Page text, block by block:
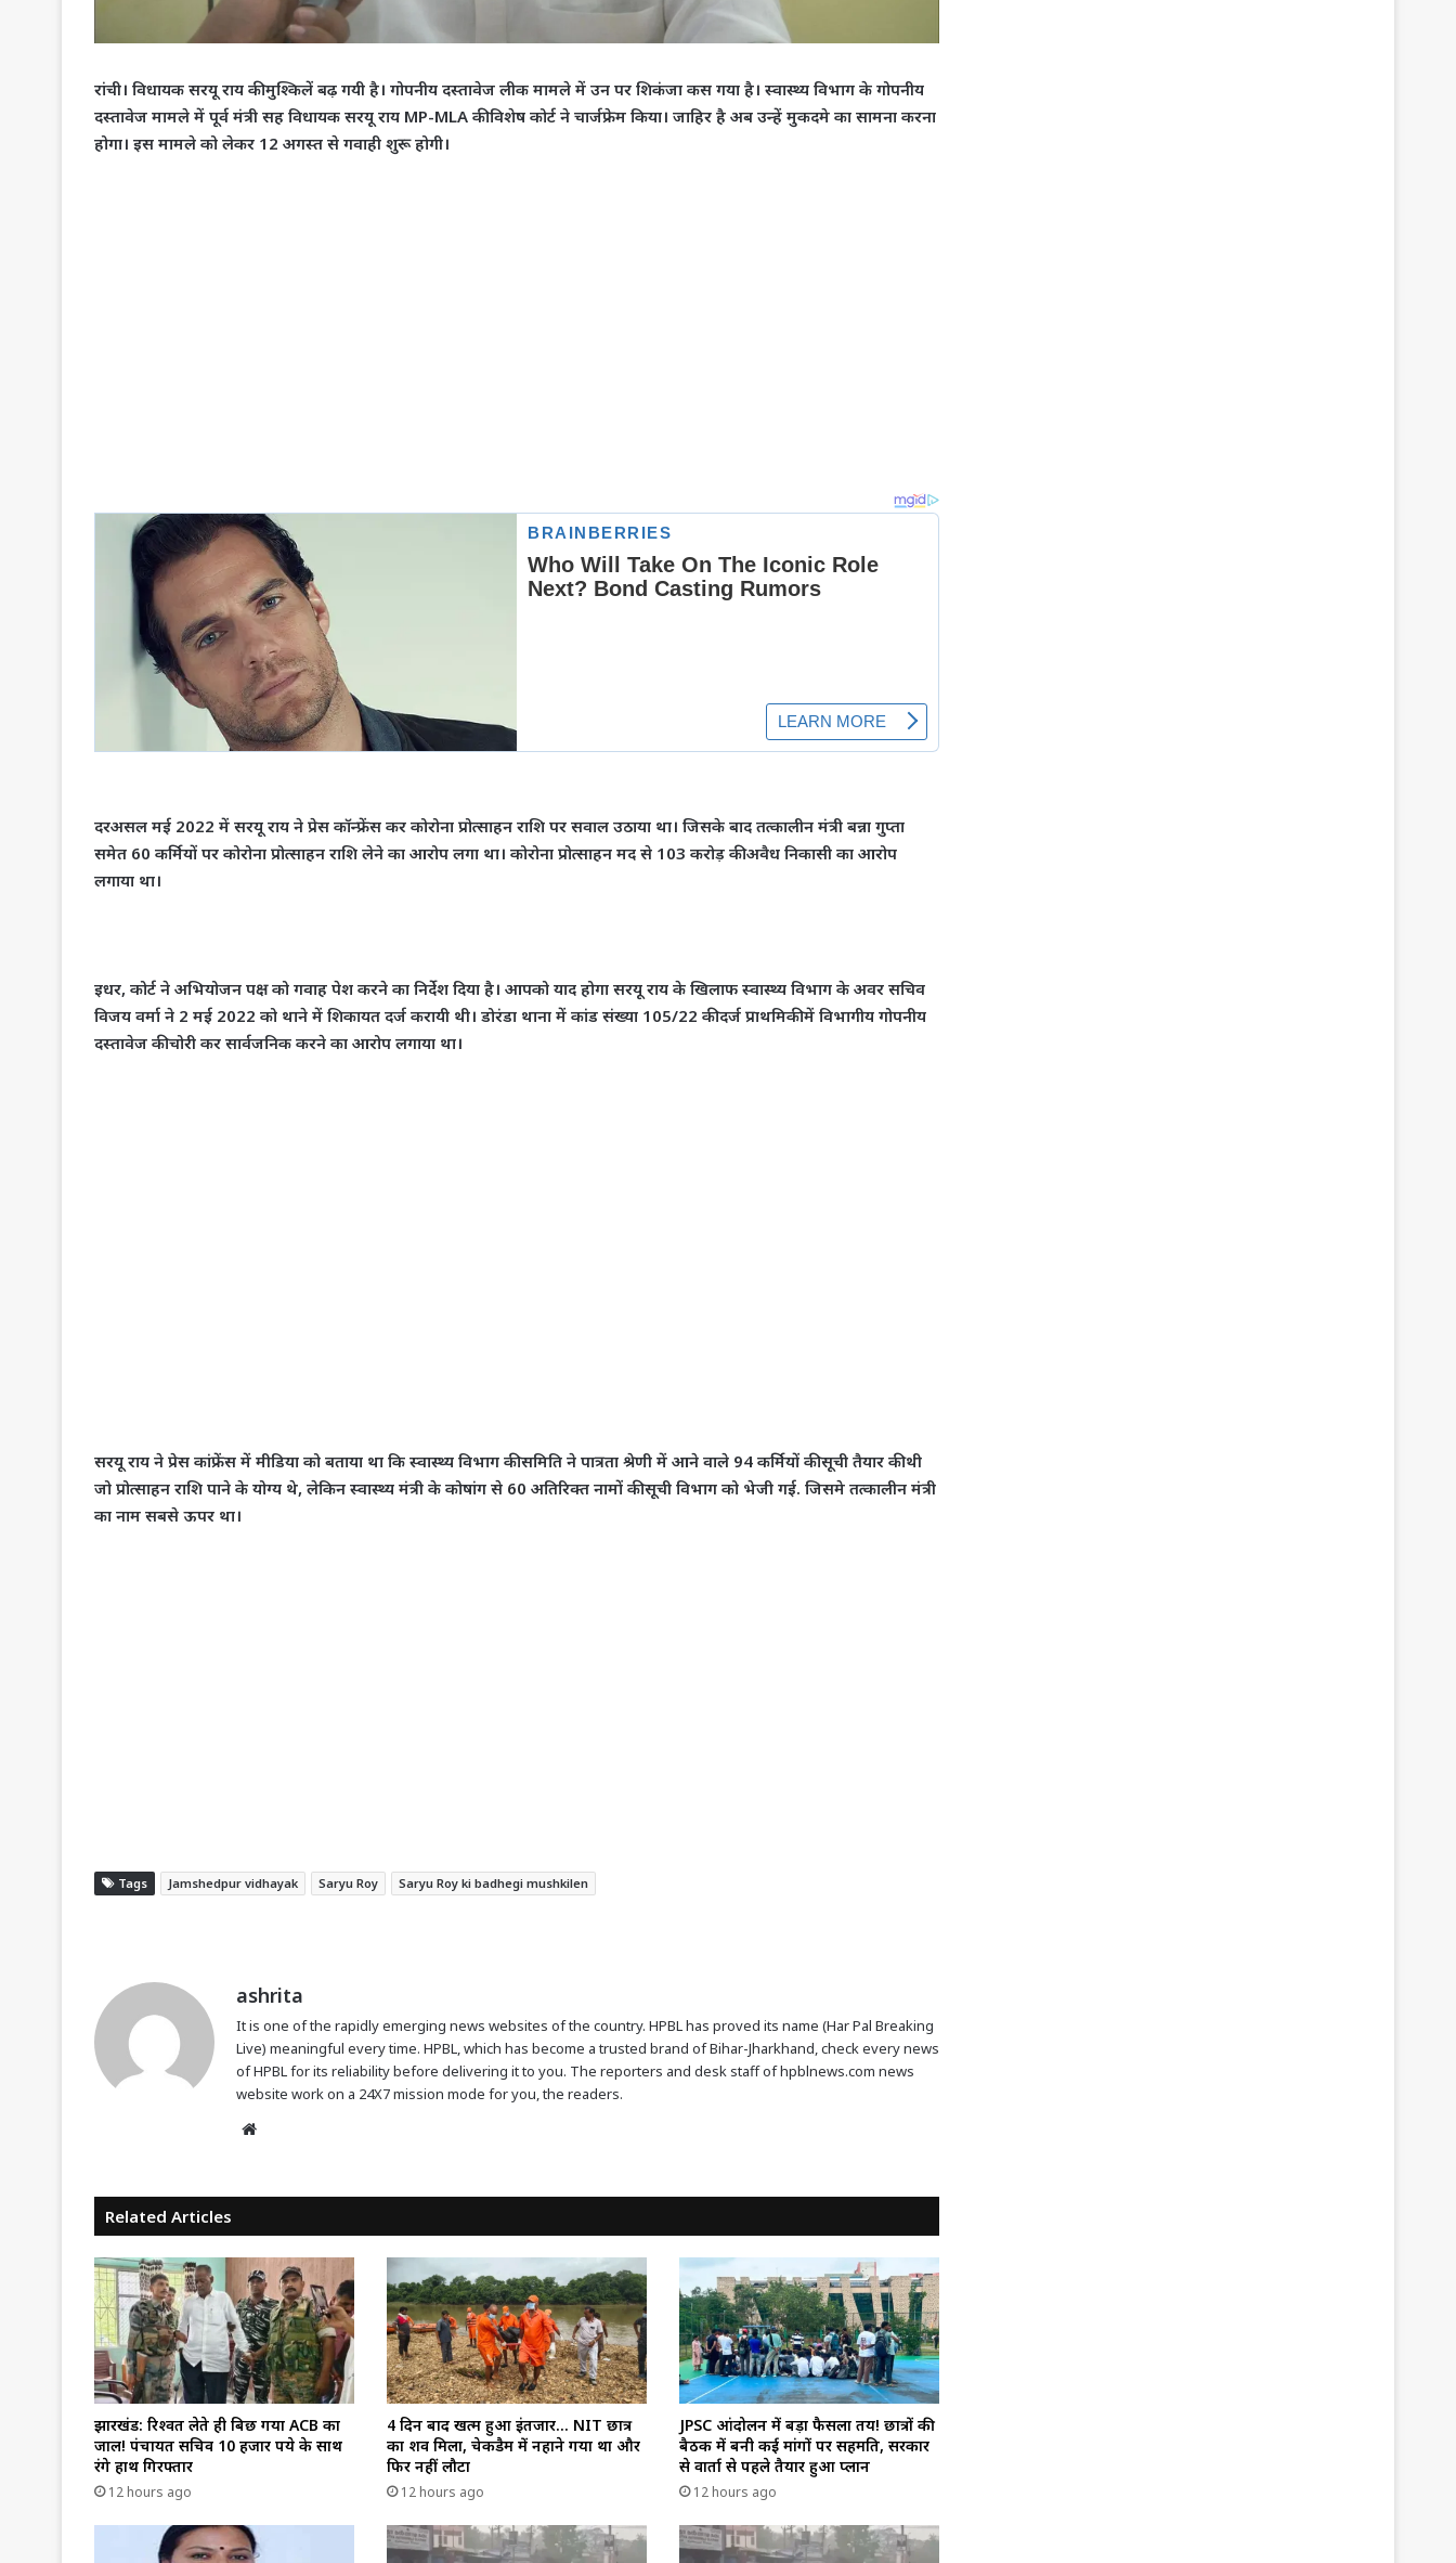
रांची। विधायक सरयू राय की मुश्किलें बढ़ गयी है। गोपनीय दस्तावेज लीक मामले में उन पर शिकंजा कस गया है। स्वास्थ्य विभाग के गोपनीय
दस्तावेज मामले में पूर्व मंत्री सह विधायक सरयू राय MP-MLA की विशेष कोर्ट ने चार्जफ्रेम किया। जाहिर है अब उन्हें मुकदमे का सामना करना
होगा। इस मामले को लेकर 12 अगस्त से गवाही शुरू होगी।
दरअसल मई 2022 में सरयू राय ने प्रेस कॉन्फ्रेंस कर कोरोना प्रोत्साहन राशि पर सवाल उठाया था। जिसके बाद तत्कालीन मंत्री बन्ना गुप्ता
समेत 60 कर्मियों पर कोरोना प्रोत्साहन राशि लेने का आरोप लगा था। कोरोना प्रोत्साहन मद से 103 करोड़ की अवैध निकासी का आरोप
लगाया था।
इधर, कोर्ट ने अभियोजन पक्ष को गवाह पेश करने का निर्देश दिया है। आपको याद होगा सरयू राय के खिलाफ स्वास्थ्य विभाग के अवर सचिव
विजय वर्मा ने 2 मई 2022 को थाने में शिकायत दर्ज करायी थी। डोरंडा थाना में कांड संख्या 105/22 की दर्ज प्राथमिकी में विभागीय गोपनीय
दस्तावेज की चोरी कर सार्वजनिक करने का आरोप लगाया था।
सरयू राय ने प्रेस कांफ्रेंस में मीडिया को बताया था कि स्वास्थ्य विभाग की समिति ने पात्रता श्रेणी में आने वाले 94 कर्मियों की सूची तैयार की थी
जो प्रोत्साहन राशि पाने के योग्य थे, लेकिन स्वास्थ्य मंत्री के कोषांग से 60 अतिरिक्त नामों की सूची विभाग को भेजी गई. जिसमे तत्कालीन मंत्री
का नाम सबसे ऊपर था।
Tags Jamshedpur vidhayak Saryu Roy Saryu Roy ki badhegi mushkilen
ashrita
It is one of the rapidly emerging news websites of the country. HPBL has proved its name (Har Pal Breaking
Live) meaningful every time. HPBL, which has become a trusted brand of Bihar-Jharkhand, check every news
of HPBL for its reliability before delivering it to you. The reporters and desk staff of hpblnews.com news
website work on a 24X7 mission mode for you, the readers.
Related Articles
झारखंड: रिश्वत लेते ही बिछ गया ACB का
जाल! पंचायत सचिव 10 हजार रुपये के साथ
रंगे हाथ गिरफ्तार
12 hours ago
4 दिन बाद खत्म हुआ इंतजार… NIT छात्र
का शव मिला, चेकडैम में नहाने गया था और
फिर नहीं लौटा
12 hours ago
JPSC आंदोलन में बड़ा फैसला तय! छात्रों की
बैठक में बनी कई मांगों पर सहमति, सरकार
से वार्ता से पहले तैयार हुआ प्लान
12 hours ago